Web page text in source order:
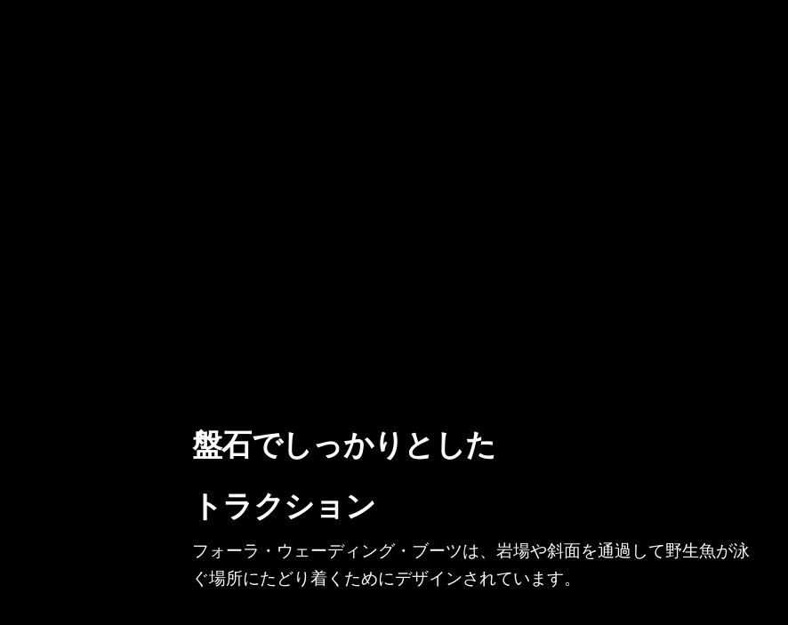
盤石でしっかりとした
トラクション
フォーラ・ウェーディング・ブーツは、岩場や斜面を通過して野生魚が泳
ぐ場所にたどり着くためにデザインされています。